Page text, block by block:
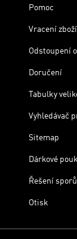
Pomoc
Vracení
Odstoupení
Doručení
Tabulky
Vyhledávač
Sitemap
Dárkové
Řešení sporů
Otisk